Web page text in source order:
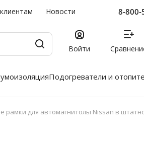
Новости 8-800-
Войти
Подогреватели и
рамки для автомагнитолы Nissan в